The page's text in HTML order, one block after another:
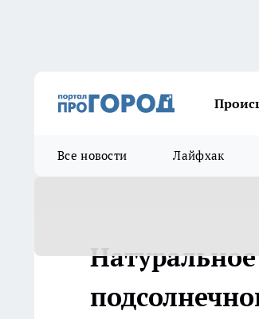
Все новости Лайфхак